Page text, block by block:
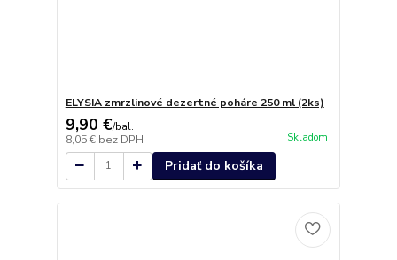
ELYSIA zmrzlinové dezertné poháre 250 ml (2ks)
9,90 €/bal.
8,05 € bez DPH Skladom
Pridať do košíka